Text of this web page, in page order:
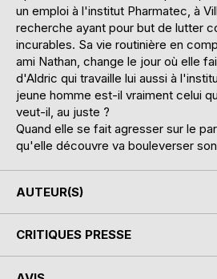
un emploi à l'institut Pharmatec, à
recherche ayant pour but de lutter
incurables. Sa vie routinière en
ami Nathan, change le jour où elle
d'Aldric qui travaille lui aussi à
jeune homme est-il vraiment celui
veut-il, au juste ?
Quand elle se fait agresser sur le
qu'elle découvre va bouleverser
AUTEUR(S)
CRITIQUES PRESSE